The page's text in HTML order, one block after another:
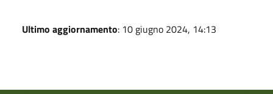
Ultimo aggiornamento: 10 giugno 2024, 14:13